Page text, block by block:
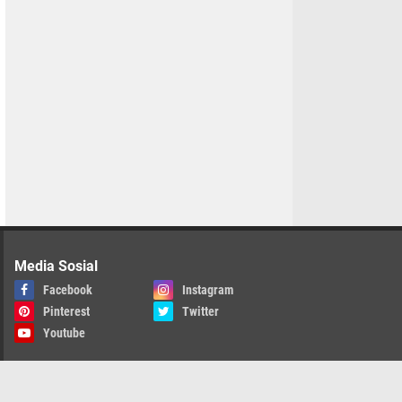
Media Sosial
Facebook
Instagram
Pinterest
Twitter
Youtube